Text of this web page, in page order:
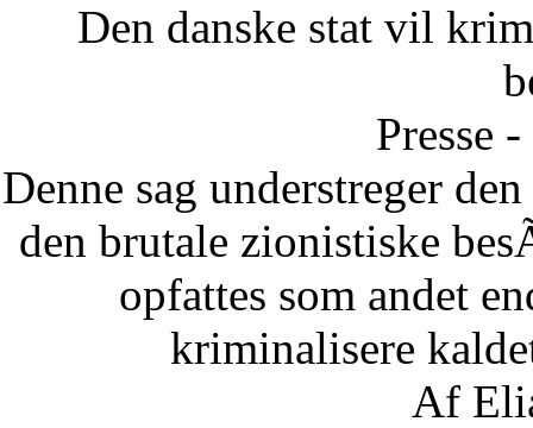
Den danske stat vil
Presse
Denne sag understreger
den brutale zionistiske
opfattes som andet
kriminalisere
Af